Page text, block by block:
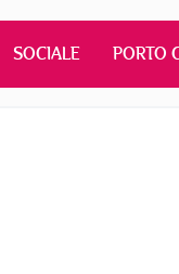
SOCIALE PORTO